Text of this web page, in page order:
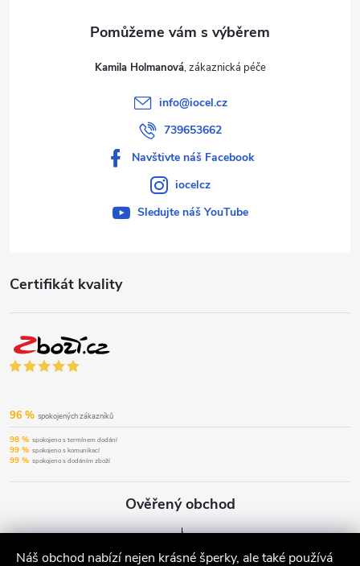
Náš obchod nabízí nejen krásné šperky, ale také používá
Certifikát kvality
96 % spokojených zákazníků
98 % spokojeno s termínem dodání
99 % spokojeno s komunikací
99 % spokojeno s dodáním zboží
Ověřený obchod
Kamila Holmanová
info@iocel.cz
739653662
Navštivte náš Facebook
iocelcz
Sledujte náš YouTube